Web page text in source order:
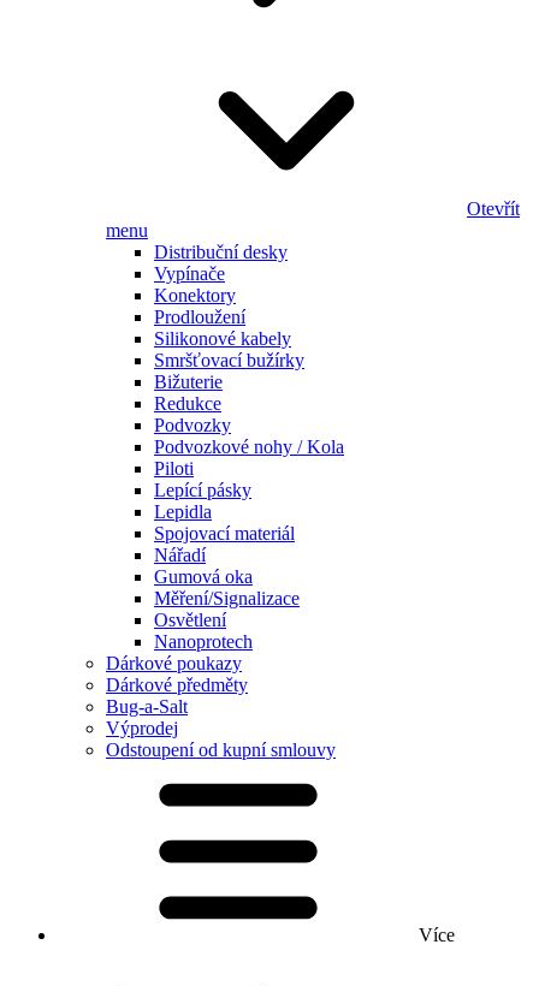
Otevřít
menu
Distribuční desky
Vypínače
Konektory
Prodloužení
Silikonové kabely
Smršťovací bužírky
Bižuterie
Redukce
Podvozky
Podvozkové nohy / Kola
Piloti
Lepící pásky
Lepidla
Spojovací materiál
Nářadí
Gumová oka
Měření/Signalizace
Osvětlení
Nanoprotech
Dárkové poukazy
Dárkové předměty
Bug-a-Salt
Výprodej
Odstoupení od kupní smlouvy
Více